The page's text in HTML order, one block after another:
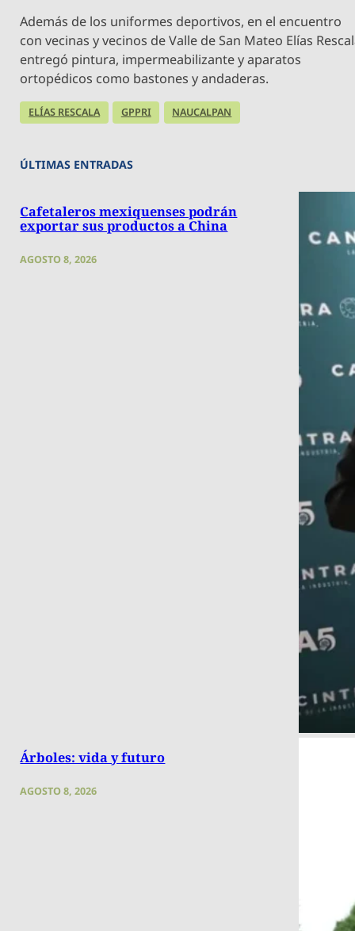
Además de los uniformes deportivos, en el encuentro
con vecinas y vecinos de Valle de San Mateo Elías
entregó pintura, impermeabilizante y aparatos
ortopédicos como bastones y andaderas.
ELÍAS RESCALA GPPRI NAUCALPAN
ÚLTIMAS ENTRADAS
Cafetaleros mexiquenses podrán
exportar sus productos a China
AGOSTO 8, 2026
Árboles: vida y futuro
AGOSTO 8, 2026